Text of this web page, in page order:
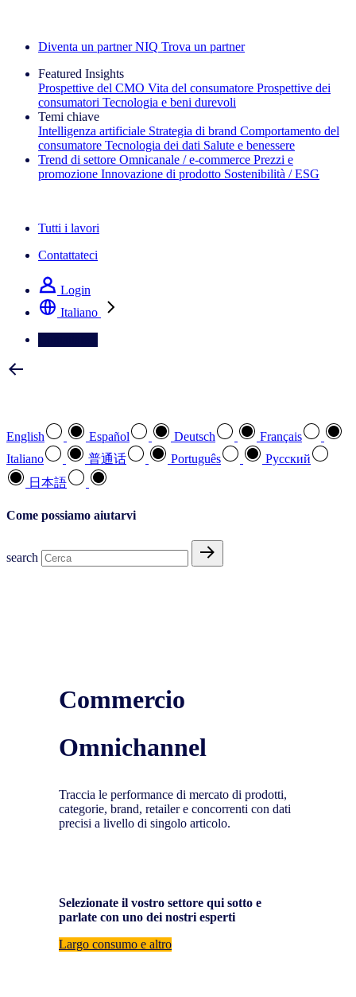
Diventa un partner NIQ Trova un partner
Featured Insights
Prospettive del CMO Vita del consumatore Prospettive dei
consumatori Tecnologia e beni durevoli
Temi chiave
Intelligenza artificiale Strategia di brand Comportamento del
consumatore Tecnologia dei dati Salute e benessere
Trend di settore Omnicanale / e‑commerce Prezzi e
promozione Innovazione di prodotto Sostenibilità / ESG
Tutti i lavori
Contattateci
Login
Italiano
English Español Deutsch
Français
Italiano
普通话 Português
Pусский
日本語
Come possiamo aiutarvi
search
Commercio
Omnichannel
Traccia le performance di mercato di prodotti,
categorie, brand, retailer e concorrenti con dati
precisi a livello di singolo articolo.
Selezionate il vostro settore qui sotto e
parlate con uno dei nostri esperti
Largo consumo e altro